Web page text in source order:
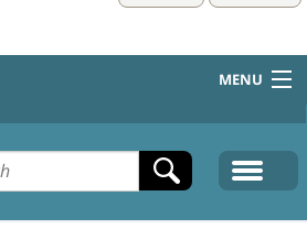
MENU